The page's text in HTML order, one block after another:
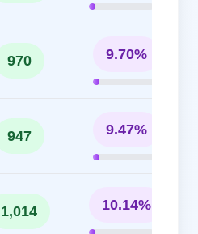
970 9.70%
947 9.47%
1,014 10.14%